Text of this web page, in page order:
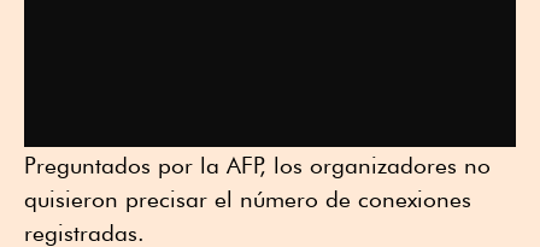
Preguntados por la AFP, los organizadores no
quisieron precisar el número de conexiones
registradas.